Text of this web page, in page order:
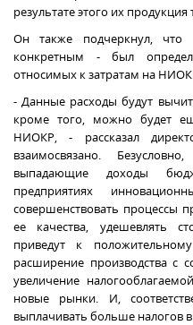
результате этого их
Он также подчеркнул, что
конкретным - был
относимых к затратам на
- Данные расходы будут
кроме того, можно будет
НИОКР, - рассказал
взаимосвязано.
выпадающие доходы
предприятиях
совершенствовать процессы
ее качества, удешевлять
приведут к
расширение производства с
увеличение
новые рынки. И,
выплачивать больше налогов